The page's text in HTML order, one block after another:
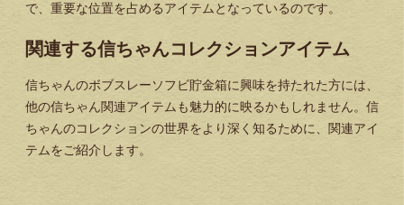
で、重要な位置を占めるアイテムとなっているのです。
関連する信ちゃんコレクションアイテム
信ちゃんのボブスレーソフビ貯金箱に興味を持たれた方には、
他の信ちゃん関連アイテムも魅力的に映るかもしれません。信
ちゃんのコレクションの世界をより深く知るために、関連アイ
テムをご紹介します。